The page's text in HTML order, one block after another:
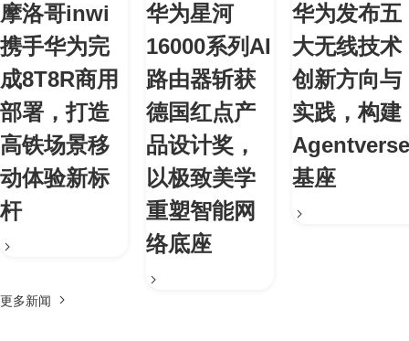
摩洛哥inwi
携手华为完
成8T8R商用
部署，打造
高铁场景移
动体验新标
杆
华为星河
16000系列AI
路由器斩获
德国红点产
品设计奖，
以极致美学
重塑智能网
络底座
华为发布五
大无线技术
创新方向与
实践，构建
Agentverse
基座
更多新闻